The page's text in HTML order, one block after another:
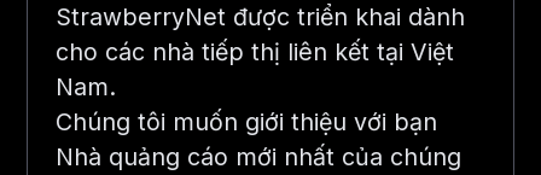
StrawberryNet được triển khai dành
cho các nhà tiếp thị liên kết tại Việt
Nam.
Chúng tôi muốn giới thiệu với bạn
Nhà quảng cáo mới nhất của chúng